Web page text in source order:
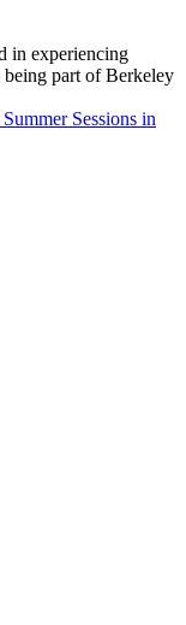
in experiencing
part of Berkeley
Sessions in